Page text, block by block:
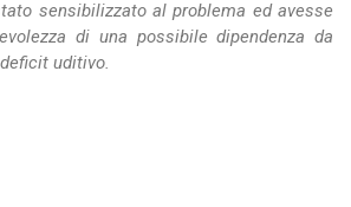
sensibilizzato al problema ed avesse
di una possibile dipendenza da
uditivo.